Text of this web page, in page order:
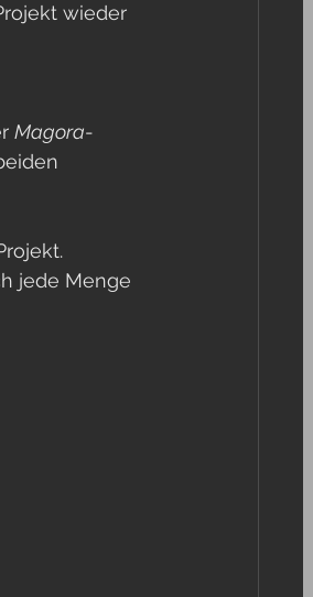
wieder
Magora-
jede Menge